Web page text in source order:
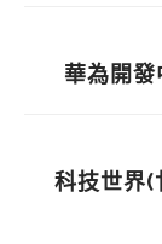
華為開發
科技世界